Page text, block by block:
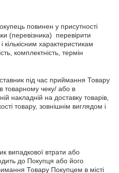
повинен у присутності
(перевізника) перевірити
кількісним характеристикам
комплектність, термін
під час приймання Товару
товарному чеку/ або в
накладній на доставку товарів,
товару, зовнішнім виглядом і
випадкової втрати або
до Покупця або його
Товару Покупцем в місті